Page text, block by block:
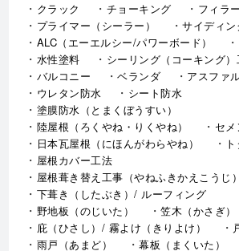
クラック チョーキング
フィラー
プライマー（シーラー）
サイディン
ALC（エーエルシー/パワーボード）
水性塗料
シーリング（コーキング）
バルコニー
ベランダ
アスファ
ウレタン防水
シート防水
塗膜防水（とまくぼうすい）
陸屋根（ろくやね・りくやね）
セ
日本瓦屋根（にほんがわらやね）
屋根カバー工法
屋根葺き替え工事（やねふきかえこうじ）
下葺き（したぶき）/ ルーフィング
野地板（のじいた）
笠木（かさぎ）
庇（ひさし）/ 霧よけ（きりよけ）
雨戸（あまど）
幕板（まくいた）